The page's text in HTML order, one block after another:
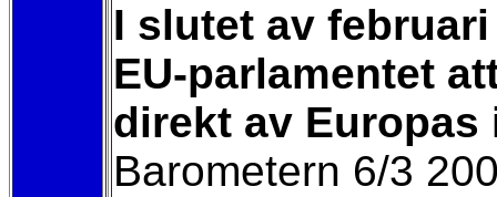
I slutet av
EU-parlamentet
direkt av Europas
Barometern 6/3